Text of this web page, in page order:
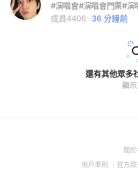
成員4406
36 分鐘前
還有其他眾多
顯
關
用戶準則 (Open
官方